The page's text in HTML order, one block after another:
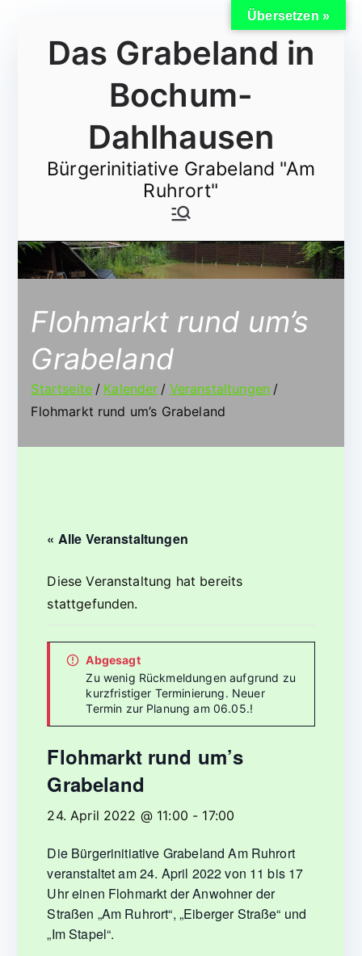
Das Grabeland in
Bochum-
Dahlhausen
Bürgerinitiative Grabeland "Am
Ruhrort"
Flohmarkt rund um’s
Grabeland
Startseite Kalender
Veranstaltungen
Flohmarkt rund um’s Grabeland
« Alle Veranstaltungen
Diese Veranstaltung hat bereits
stattgefunden.
Abgesagt
Zu wenig Rückmeldungen aufgrund zu
kurzfristiger Terminierung. Neuer
Termin zur Planung am 06.05.!
Flohmarkt rund um’s
Grabeland
24. April 2022 @ 11:00 - 17:00
Die Bürgerinitiative Grabeland Am Ruhrort
veranstaltet am 24. April 2022 von 11 bis 17
Uhr einen Flohmarkt der Anwohner der
Straßen „Am Ruhrort“, „Eiberger Straße“ und
„Im Stapel“.
Übersetzen »